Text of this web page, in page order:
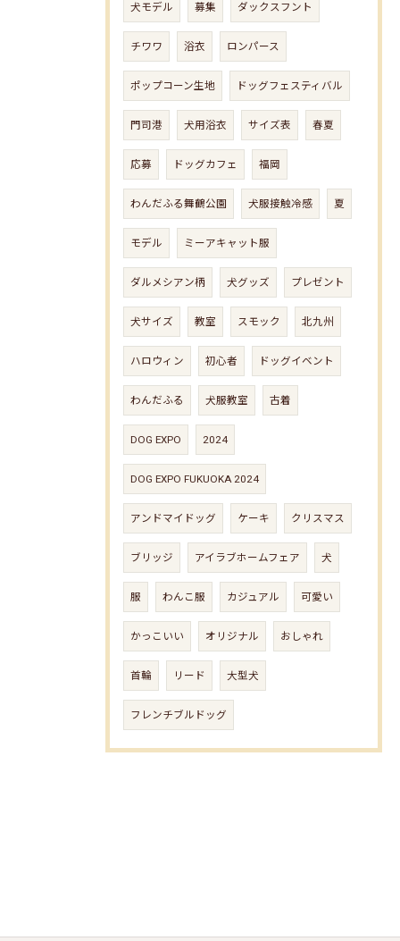
犬モデル 募集 ダックスフント
チワワ 浴衣 ロンパース
ポップコーン生地 ドッグフェスティバル
門司港 犬用浴衣 サイズ表 春夏
応募 ドッグカフェ 福岡
わんだふる舞鶴公園 犬服接触冷感 夏
モデル ミーアキャット服
ダルメシアン柄 犬グッズ プレゼント
犬サイズ 教室 スモック 北九州
ハロウィン 初心者 ドッグイベント
わんだふる 犬服教室 古着
DOG EXPO 2024
DOG EXPO FUKUOKA 2024
アンドマイドッグ ケーキ クリスマス
ブリッジ アイラブホームフェア 犬
服 わんこ服 カジュアル 可愛い
かっこいい オリジナル おしゃれ
首輪 リード 大型犬
フレンチブルドッグ